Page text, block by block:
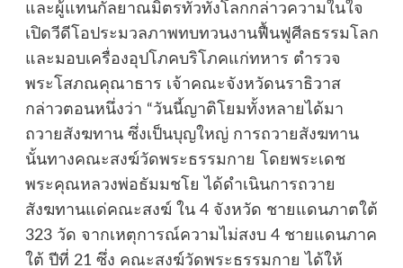
และผู้แทนกัลยาณมิตรทั่วทั้งโลกกล่าวความในใจ
เปิดวีดีโอประมวลภาพทบทวนงานฟื้นฟูศีลธรรมโลก
และมอบเครื่องอุปโภคบริโภคแก่ทหาร ตำรวจ
พระโสภณคุณาธาร เจ้าคณะจังหวัดนราธิวาส
กล่าวตอนหนึ่งว่า “วันนี้ญาติโยมทั้งหลายได้มา
ถวายสังฆทาน ซึ่งเป็นบุญใหญ่ การถวายสังฆทาน
นั้นทางคณะสงฆ์วัดพระธรรมกาย โดยพระเดช
พระคุณหลวงพ่อธัมมชโย ได้ดำเนินการถวาย
สังฆทานแด่คณะสงฆ์ ใน 4 จังหวัด ชายแดนภาตใต้
323 วัด จากเหตุการณ์ความไม่สงบ 4 ชายแดนภาค
ใต้ ปีที่ 21 ซึ่ง คณะสงฆ์วัดพระธรรมกาย ได้ให้